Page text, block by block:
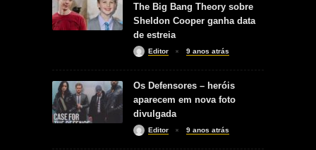
The Big Bang Theory sobre
Sheldon Cooper ganha data
de estreia
Editor 9 anos atrás
Os Defensores – heróis
aparecem em nova foto
divulgada
Editor 9 anos atrás